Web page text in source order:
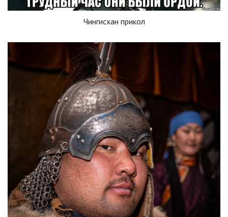
Чингисхан прикол